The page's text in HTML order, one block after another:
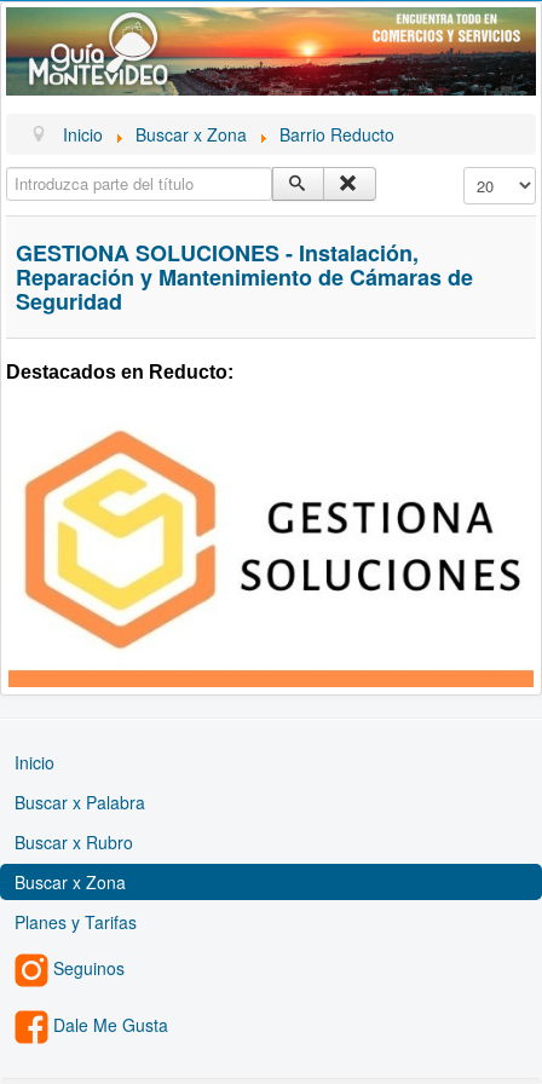
Inicio Buscar x Zona Barrio Reducto
Introduzca parte del título Cantidad
GESTIONA SOLUCIONES - Instalación,
Reparación y Mantenimiento de Cámaras de
Seguridad
Destacados en Reducto:
Inicio
Buscar x Palabra
Buscar x Rubro
Buscar x Zona
Planes y Tarifas
Seguinos
Dale Me Gusta